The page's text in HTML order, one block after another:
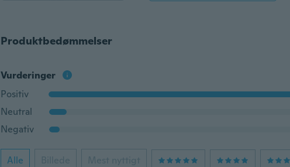
Produktbedømmelser
Vurderinger
Positiv
Neutral
Negativ
Alle Billede Mest nyttigt